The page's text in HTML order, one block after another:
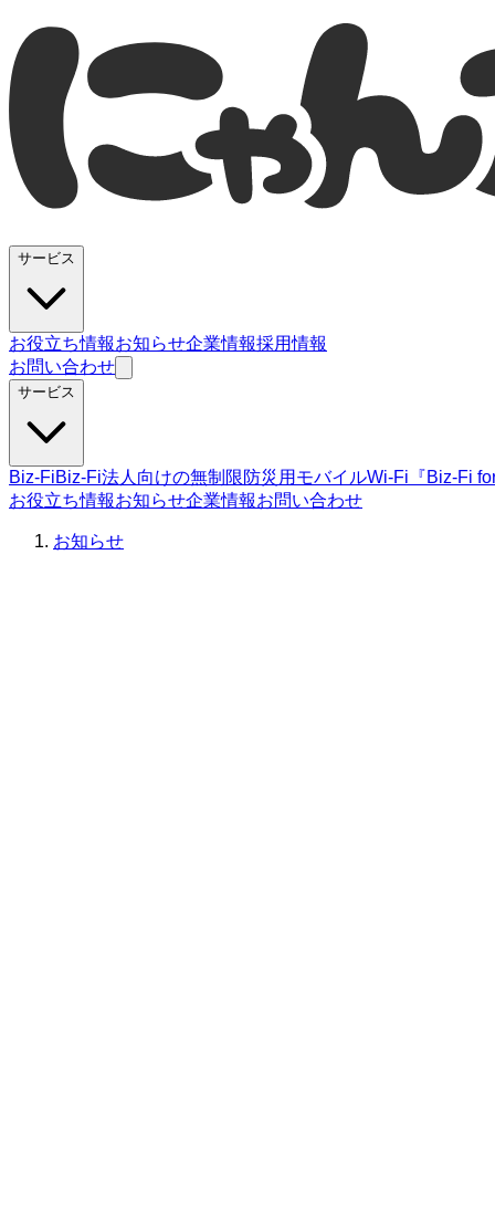
サービス
お役立ち情報お知らせ企業情報採用情報
お問い合わせ
サービス
Biz-FiBiz-Fi法人向けの無制限防災用モバイルWi-Fi『Biz-Fi
お役立ち情報お知らせ企業情報お問い合わせ
お知らせ